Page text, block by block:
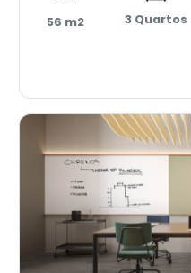
56 m2 3 Quartos